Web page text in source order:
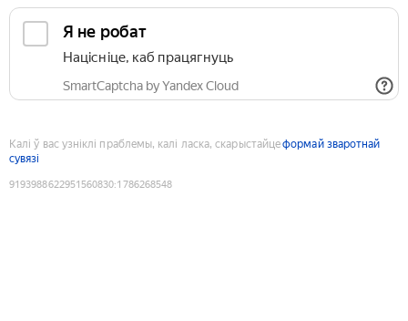
Я не робат
Націсніце, каб працягнуць
SmartCaptcha by Yandex Cloud
Калі ў вас узніклі праблемы, калі ласка, скарыстайцеформай зваротнай
сувязі
9193988622951560830:1786268548